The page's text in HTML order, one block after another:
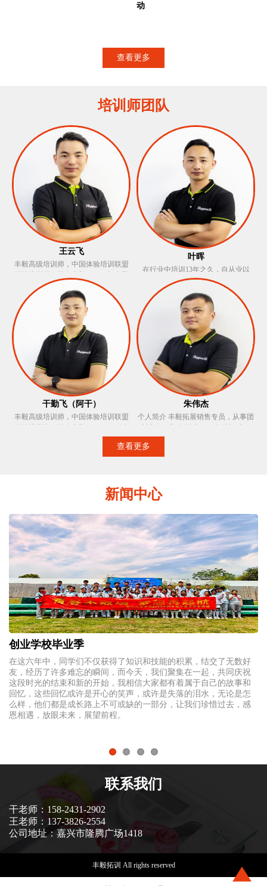
动
查看更多
培训师团队
王云飞
丰毅高级培训师，中国体验培训联盟
特约培训师，持有丰毅OCT。拥有登
山教练资格证，水上救生员、红十字
急救等证书，户外经验技能丰富，培
训中富于激情、极强责任心、注重细
节善于引导参训学员，将培训过程中
的高潮低谷结合于学员心态。
叶晖
在行业中培训13年之久，自从业以
来，广泛学习，以严谨求实的态度在
每一次的培训过程详细贯彻受训单位
的培训意图。针对于生产型，销售型
企业培训，基层员工培训以及企业归
属感类培训均有着丰富的经验和深入
的理解，获得很多客户的认可及肯
定。 培训风格：严谨稳重，语言生动
活泼，于严谨中透露出幽默的闪光，
以正人，正务，正气贯穿培训过程。
培训信念：找到制约自己的玻璃天花
板，勇敢的打破它，发掘自我的真正
价值！
干勤飞（阿干）
丰毅高级培训师，中国体验培训联盟
特约培训师，持有丰毅OCT。拥有水
上救生员、红十字急救等证书，户外
经验技能丰富，培训中富于激情、极
强责任心、注重细节善于引导参训学
项目节奏，调动现场气氛，增强学员
朱伟杰
个人简介 丰毅拓展销售专员，从事团
建活动行业3年以上，服务过超过300
家大型企业和公司的户外拓展，
outing、趣味运动会、大型会务会展、
企业年会等活动，客户最满意是我们
牌 罗氏诊断、罗氏制药、交通大学、
平安租赁、动视暴雪、龙湖地产、東
原地产、理工大学、东方花旗、维音
中国、粤式宏、世像传媒、上海海
鼎、易联信息、域亦实业、中融汇
信、隆古装饰、巨首金属、崇定商
贸、赛乐国际贸易、世图兹、德卡实
验室、力
查看更多
新闻中心
创业学校毕业季
在这六年中，同学们不仅获得了知识和技能的积累，结交了无数好
友，经历了许多难忘的瞬间，而今天，我们聚集在一起，共同庆祝
这段时光的结束和新的开始，我相信大家都有着属于自己的故事和
回忆，这些回忆或许是开心的笑声，或许是失落的泪水，无论是怎
么样，他们都是成长路上不可或缺的一部分，让我们珍惜过去，感
恩相遇，放眼未来，展望前程。
联系我们
干老师：158-2431-2902
王老师：137-3826-2554
公司地址：嘉兴市隆腾广场1418
丰毅拓训 All rights reserved